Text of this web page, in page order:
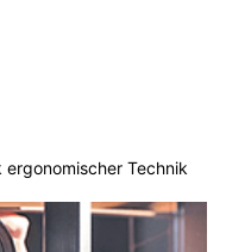
ergonomischer Technik